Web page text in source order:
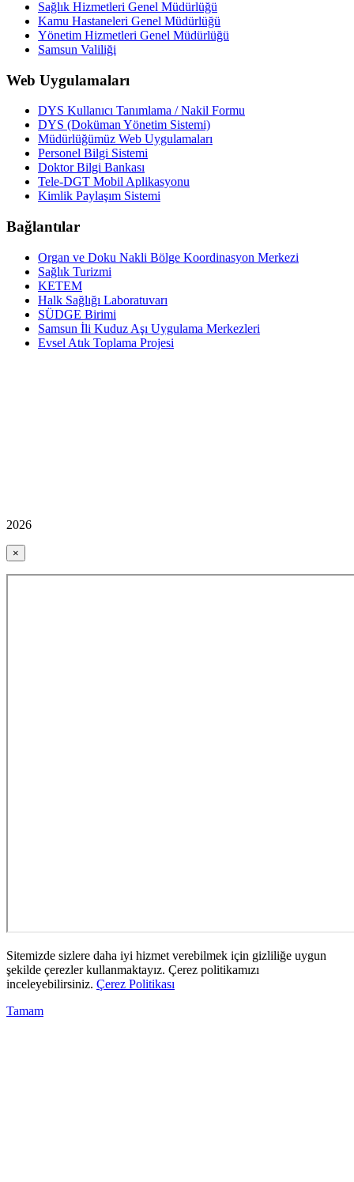
Sağlık Hizmetleri Genel Müdürlüğü
Kamu Hastaneleri Genel Müdürlüğü
Yönetim Hizmetleri Genel Müdürlüğü
Samsun Valiliği
Web Uygulamaları
DYS Kullanıcı Tanımlama / Nakil Formu
DYS (Doküman Yönetim Sistemi)
Müdürlüğümüz Web Uygulamaları
Personel Bilgi Sistemi
Doktor Bilgi Bankası
Tele-DGT Mobil Aplikasyonu
Kimlik Paylaşım Sistemi
Bağlantılar
Organ ve Doku Nakli Bölge Koordinasyon Merkezi
Sağlık Turizmi
KETEM
Halk Sağlığı Laboratuvarı
SÜDGE Birimi
Samsun İli Kuduz Aşı Uygulama Merkezleri
Evsel Atık Toplama Projesi
2026
×
Sitemizde sizlere daha iyi hizmet verebilmek için gizliliğe uygun
şekilde çerezler kullanmaktayız. Çerez politikamızı
inceleyebilirsiniz. Çerez Politikası
Tamam